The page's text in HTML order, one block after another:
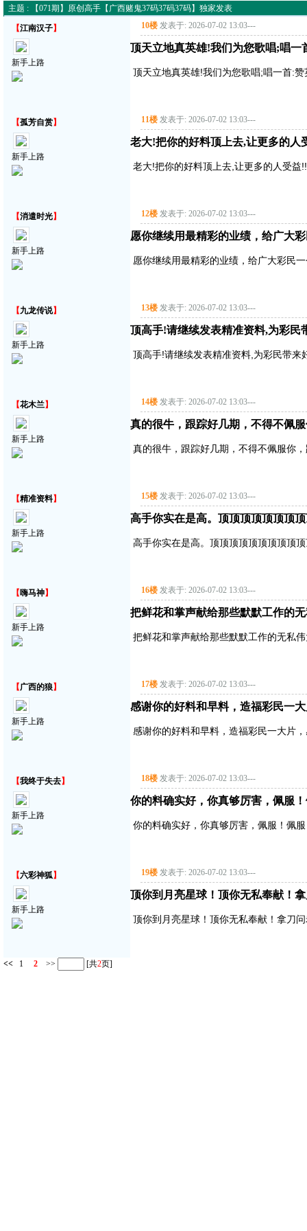
主题 : 【071期】原创高手【广西赌鬼37码37码37码】独家发表
【江南汉子】
新手上路
10楼 发表于: 2026-07-02 13:03---
顶天立地真英雄!我们为您歌唱;唱一
顶天立地真英雄!我们为您歌唱;唱一首:
【孤芳自赏】
新手上路
11楼 发表于: 2026-07-02 13:03---
老大!把你的好料顶上去,让更多的人
老大!把你的好料顶上去,让更多的人受益
【消遣时光】
新手上路
12楼 发表于: 2026-07-02 13:03---
愿你继续用最精彩的业绩，给广大
愿你继续用最精彩的业绩，给广大彩民
【九龙传说】
新手上路
13楼 发表于: 2026-07-02 13:03---
顶高手!请继续发表精准资料,为彩
顶高手!请继续发表精准资料,为彩民带来
【花木兰】
新手上路
14楼 发表于: 2026-07-02 13:03---
真的很牛，跟踪好几期，不得不佩
真的很牛，跟踪好几期，不得不佩服你
【精准资料】
新手上路
15楼 发表于: 2026-07-02 13:03---
高手你实在是高。顶顶顶顶顶顶顶
高手你实在是高。顶顶顶顶顶顶顶顶顶
【嗨马神】
新手上路
16楼 发表于: 2026-07-02 13:03---
把鲜花和掌声献给那些默默工作的
把鲜花和掌声献给那些默默工作的无私
【广西的狼】
新手上路
17楼 发表于: 2026-07-02 13:03---
感谢你的好料和早料，造福彩民一
感谢你的好料和早料，造福彩民一大片
【我终于失去】
新手上路
18楼 发表于: 2026-07-02 13:03---
你的料确实好，你真够厉害，佩服
你的料确实好，你真够厉害，佩服！佩
【六彩神狐】
新手上路
19楼 发表于: 2026-07-02 13:03---
顶你到月亮星球！顶你无私奉献！
顶你到月亮星球！顶你无私奉献！拿刀
<< 1 2 >> [共2页]